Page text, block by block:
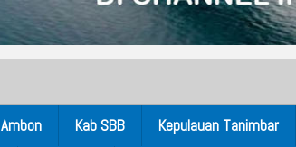
Ambon Kab SBB Kepulauan Tanimbar